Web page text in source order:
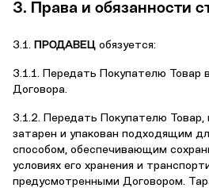
3. Права и обязанности
3.1. ПРОДАВЕЦ обязуется:
3.1.1. Передать Покупателю Товар
Договора.
3.1.2. Передать Покупателю
затарен и упакован подходящим
способом, обеспечивающим
условиях его хранения и
предусмотренными Договором.